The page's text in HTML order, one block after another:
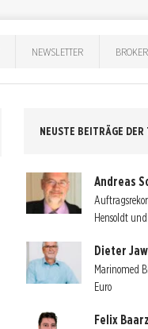
NEWSLETTER BROKER
NEUSTE BEITRÄGE
Andreas
Hensoldt
Dieter
Marinomed
Euro
Felix Baarz